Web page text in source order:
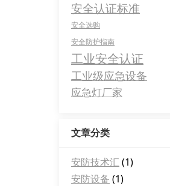
安全认证标准
安全选购
安全防护指南
工业安全认证
工业级应急设备
应急灯厂家
文章分类
安防技术汇 (1)
安防设备 (1)